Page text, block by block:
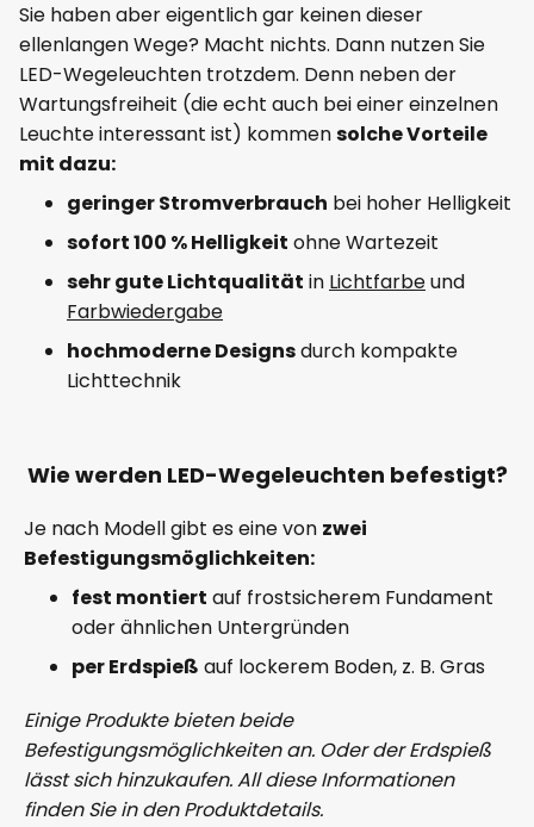
Sie haben aber eigentlich gar keinen dieser
ellenlangen Wege? Macht nichts. Dann nutzen Sie
LED-Wegeleuchten trotzdem. Denn neben der
Wartungsfreiheit (die echt auch bei einer einzelnen
Leuchte interessant ist) kommensolche Vorteile
mit dazu:
geringer Stromverbrauch bei hoher Helligkeit
sofort 100 % Helligkeit ohne Wartezeit
sehr gute Lichtqualität in Lichtfarbeund
Farbwiedergabe
hochmoderne Designsdurch kompakte
Lichttechnik
Wie werden LED-Wegeleuchten befestigt?
Je nach Modell gibt es eine von zwei
Befestigungsmöglichkeiten:
fest montiert auf frostsicherem Fundament
oder ähnlichen Untergründen
per Erdspieß auf lockerem Boden, z. B. Gras
Einige Produkte bieten beide
Befestigungsmöglichkeiten an. Oder der Erdspieß
lässt sich hinzukaufen. All diese Informationen
finden Sie in den Produktdetails.